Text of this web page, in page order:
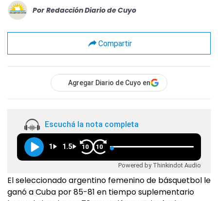
Por Redacción Diario de Cuyo
Compartir
Agregar Diario de Cuyo en
Escuchá la nota completa
1 1.5 10 10
Powered by Thinkindot Audio
El seleccionado argentino femenino de básquetbol le
ganó a Cuba por 85-81 en tiempo suplementario